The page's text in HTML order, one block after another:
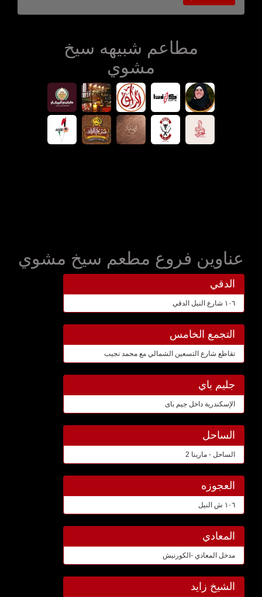
مطاعم شبيهه سيخ
مشوي
عناوين فروع مطعم سيخ مشوي
الدقي
١٠٦ شارع النيل الدقي
التجمع الخامس
تقاطع شارع التسعين الشمالي مع محمد نجيب
جليم باي
الإسكندرية داخل جيم باى
الساحل
الساحل - مارينا 2
العجوزه
١٠٦ ش النيل
المعادي
مدخل المعادي -الكورنيش
الشيخ زايد